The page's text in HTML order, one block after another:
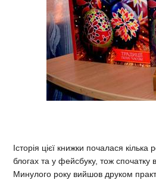
Історія цієї книжки почалася кілька
блогах та у фейсбуку, тож
Минулого року вийшов друком